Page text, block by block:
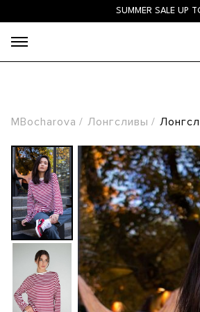
SUMMER SALE UP TO -50%
MBocharova Лонгсливы